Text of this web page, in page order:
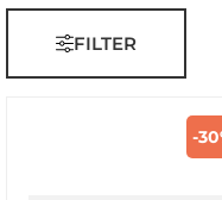
FILTER
-